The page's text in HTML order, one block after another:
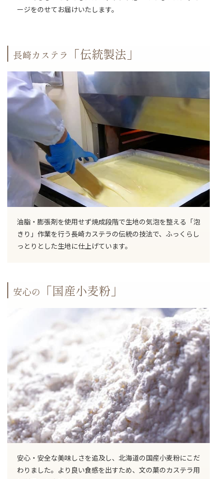
ージをのせてお届けいたします。
長崎カステラ 「伝統製法」
油脂・膨張剤を使用せず焼成段階で生地の気泡を整える「泡
きり」作業を行う長崎カステラの伝統の技法で、ふっくらし
っとりとした生地に仕上げています。
安心の 「国産小麦粉」
安心・安全な美味しさを追及し、北海道の国産小麦粉にこだ
わりました。より良い食感を出すため、文の菓のカステラ用